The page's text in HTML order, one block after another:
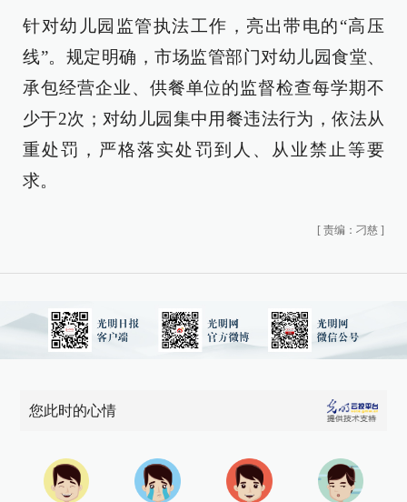
针对幼儿园监管执法工作，亮出带电的“高压
线”。规定明确，市场监管部门对幼儿园食堂、
承包经营企业、供餐单位的监督检查每学期不
少于2次；对幼儿园集中用餐违法行为，依法从
重处罚，严格落实处罚到人、从业禁止等要
求。
[ 责编：刁慈 ]
您此时的心情